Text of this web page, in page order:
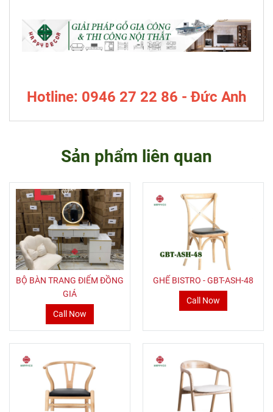
Hotline: 0946 27 22 86 - Đức Anh
Sản phẩm liên quan
BỘ BÀN TRANG ĐIỂM ĐỒNG
GIÁ
Call Now
GHẾ BISTRO - GBT-ASH-48
Call Now